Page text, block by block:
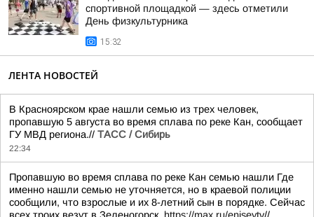
спортивной площадкой — здесь отметили
День физкультурника
15:32
ЛЕНТА НОВОСТЕЙ
В Красноярском крае нашли семью из трех человек,
пропавшую 5 августа во время сплава по реке Кан, сообщает
ГУ МВД региона.// ТАСС / Сибирь
22:34
Пропавшую во время сплава по реке Кан семью нашли Где
именно нашли семью не уточняется, но в краевой полиции
сообщили, что взрослые и их 8-летний сын в порядке. Сейчас